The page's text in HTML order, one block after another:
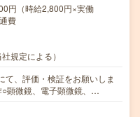
円（時給2,800円×実働
費
規定による）
て、評価・検証をお願いしま
顕微鏡、電子顕微鏡、…